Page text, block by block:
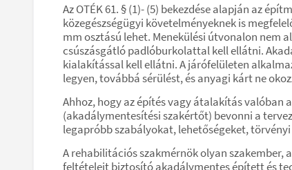
Az OTÉK 61. § (1)- (5) bekezdése alapján az
közegészségügyi követelményeknek is
mm osztású lehet. Menekülési útvonalon nem
csúszásgátló padlóburkolattal kell ellátni.
kialakítással kell ellátni. A járófelületen
legyen, továbbá sérülést, és anyagi kárt ne
Ahhoz, hogy az építés vagy átalakítás
(akadálymentesítési szakértőt) bevonni a
legapróbb szabályokat, lehetőségeket,
A rehabilitációs szakmérnök olyan
feltételeit biztosító akadálymentes épített és